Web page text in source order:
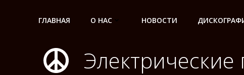
ГЛАВНАЯ О НАС НОВОСТИ